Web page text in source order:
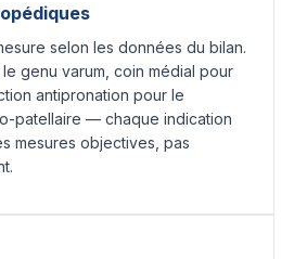
selon les données du bilan.
genu varum, coin médial pour
antipronation pour le
patellaire — chaque indication
mesures objectives, pas